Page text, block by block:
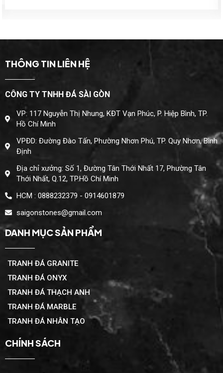
THÔNG TIN LIÊN HỆ
CÔNG TY TNHH ĐÁ SÀI GÒN
VP: 117 Nguyễn Thị Nhung, KĐT Vạn Phúc, P. Hiệp Bình, TP.
Hồ Chí Minh
VPĐD: Đường Đào Tấn, Phường Nhơn Phú, TP. Quy Nhơn, Bình
Định
Địa chỉ xưởng: Số 1, Đường Tân Thới Nhất 17, Phường Tân
Thới Nhất, Q.12, TP.Hồ Chí Minh
HCM : 0888232379 - 0914601879
saigonstones@gmail.com
DANH MỤC SẢN PHẨM
TRANH ĐÁ GRANITE
TRANH ĐÁ ONYX
TRANH ĐÁ THẠCH ANH
TRANH ĐÁ MARBLE
TRANH ĐÁ NHÂN TẠO
CHÍNH SÁCH